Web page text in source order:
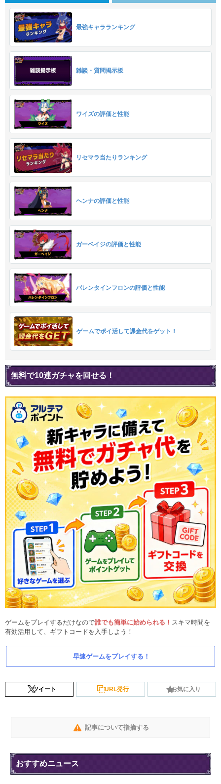
最強キャラランキング
雑談・質問掲示板
ワイズの評価と性能
リセマラ当たりランキング
ヘンナの評価と性能
ガーベイジの評価と性能
バレンタインフロンの評価と性能
ゲームでポイ活して課金代をゲット！
無料で10連ガチャを回せる！
ゲームをプレイするだけなので誰でも簡単に始められる！ スキマ時間を
有効活用して、ギフトコードを入手しよう！
早速ゲームをプレイする！
ツイート URL発行 お気に入り
記事について指摘する
おすすめニュース